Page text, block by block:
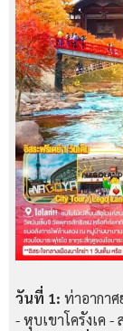
วันที่ 1: ท่าอากา
- หุบเขาโครังเค